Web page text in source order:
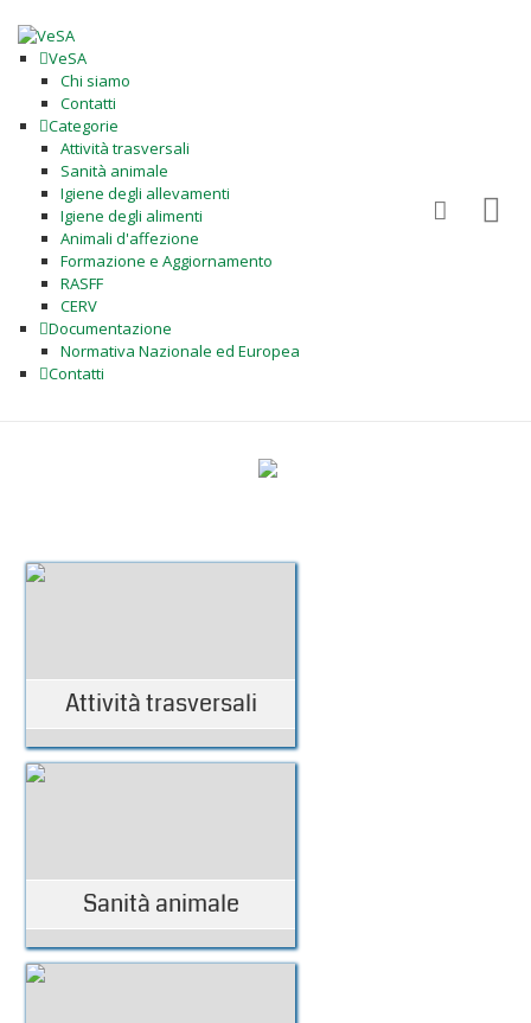
VeSA
Chi siamo
Contatti
Categorie
Attività trasversali
Sanità animale
Igiene degli allevamenti
Igiene degli alimenti
Animali d'affezione
Formazione e Aggiornamento
RASFF
CERV
Documentazione
Normativa Nazionale ed Europea
Contatti
Attività trasversali
Sanità animale